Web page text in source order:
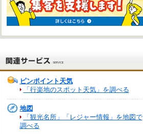
ピンポイント天気
「行楽地のスポット天気」を調べる
地図
「観光名所」「レジャー情報」を地図で
調べる